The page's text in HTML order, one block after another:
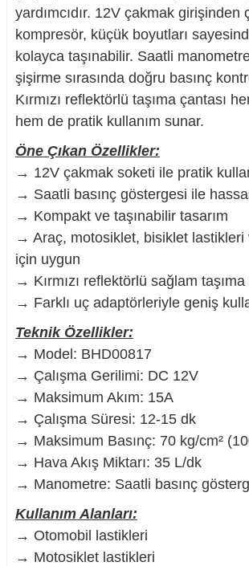
ve Lehim Teli
yardımcıdır. 12V çakmak girişinden
kompresör, küçük boyutları
kolayca taşınabilir. Saatli
şişirme sırasında doğru basınç
Kırmızı reflektörlü taşıma çantası
hem de pratik kullanım sunar.
Öne Çıkan Özellikler:
→ 12V çakmak soketi ile pratik
→ Saatli basınç göstergesi ile
→ Kompakt ve taşınabilir tasarım
→ Araç, motosiklet, bisiklet lastikleri
için uygun
→ Kırmızı reflektörlü sağlam taşıma
→ Farklı uç adaptörleriyle geniş
Teknik Özellikler:
→ Model: BHD00817
→ Çalışma Gerilimi: DC 12V
→ Maksimum Akım: 15A
→ Çalışma Süresi: 12-15 dk
→ Maksimum Basınç: 70 kg/cm²
→ Hava Akış Miktarı: 35 L/dk
→ Manometre: Saatli basınç
Kullanım Alanları:
→ Otomobil lastikleri
→ Motosiklet lastikleri